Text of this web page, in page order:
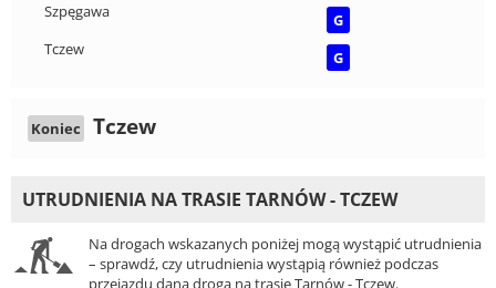
Szpęgawa
G
Tczew
G
Koniec Tczew
UTRUDNIENIA NA TRASIE TARNÓW - TCZEW
Na drogach wskazanych poniżej mogą wystąpić utrudnienia
– sprawdź, czy utrudnienia wystąpią również podczas
przejazdu daną drogą na trasie Tarnów - Tczew.